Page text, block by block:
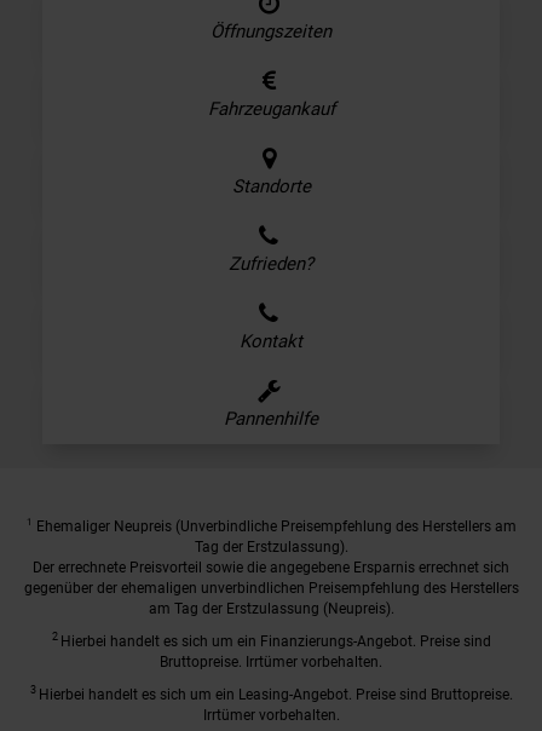
Öffnungszeiten
Fahrzeugankauf
Standorte
Zufrieden?
Kontakt
Pannenhilfe
1
Ehemaliger Neupreis (Unverbindliche Preisempfehlung des Herstellers am
Tag der Erstzulassung).
Der errechnete Preisvorteil sowie die angegebene Ersparnis errechnet sich
gegenüber der ehemaligen unverbindlichen Preisempfehlung des Herstellers
am Tag der Erstzulassung (Neupreis).
2 Hierbei handelt es sich um ein Finanzierungs-Angebot. Preise sind
Bruttopreise. Irrtümer vorbehalten.
3 Hierbei handelt es sich um ein Leasing-Angebot. Preise sind Bruttopreise.
Irrtümer vorbehalten.